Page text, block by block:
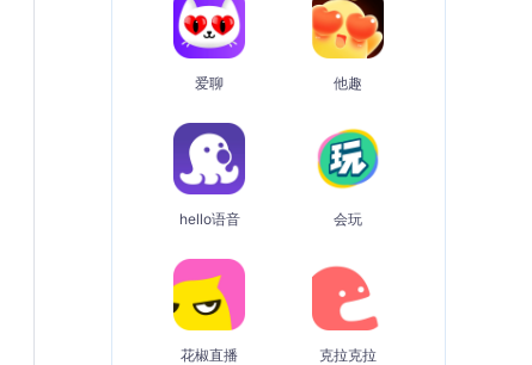
爱聊 他趣
hello语音 会玩
花椒直播 克拉克拉